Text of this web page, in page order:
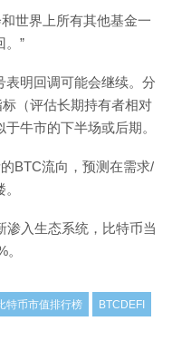
世界上所有其他基金一
。”
表明回调可能会继续。分
（评估长期持有者相对
牛市的下半场或后期。
BTC流向，预测在需求/
渗入生态系统，比特币当
特币市值排行榜 BTCDEFI